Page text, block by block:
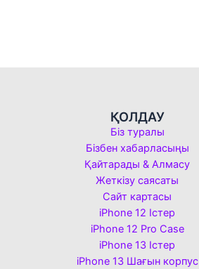
ҚОЛДАУ
Біз туралы
Бізбен хабарласыңы
Қайтарады & Алмасу
Жеткізу саясаты
Сайт картасы
iPhone 12 Істер
iPhone 12 Pro Case
iPhone 13 Істер
iPhone 13 Шағын корпус